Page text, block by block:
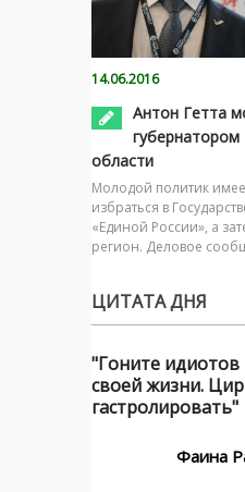
14.06.2016
Антон Гетта
губернатором
области
Молодой политик
избраться в
«Единой России», а
регион. Деловое
ЦИТАТА ДНЯ
"Гоните идиотов
своей жизни.
гастролировать"
Фаина